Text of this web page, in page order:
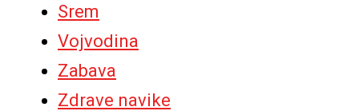
Srem
Vojvodina
Zabava
Zdrave navike